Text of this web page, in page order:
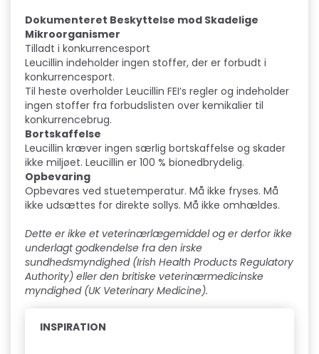
Dokumenteret Beskyttelse mod Skadelige
Mikroorganismer
Tilladt i konkurrencesport
Leucillin indeholder ingen stoffer, der er forbudt i
konkurrencesport.
Til heste overholder Leucillin FEI’s regler og indeholder
ingen stoffer fra forbudslisten over kemikalier til
konkurrencebrug.
Bortskaffelse
Leucillin kræver ingen særlig bortskaffelse og skader
ikke miljøet. Leucillin er 100 % bionedbrydelig.
Opbevaring
Opbevares ved stuetemperatur. Må ikke fryses. Må
ikke udsættes for direkte sollys. Må ikke omhældes.
Dette er ikke et veterinærlægemiddel og er derfor ikke
underlagt godkendelse fra den irske
sundhedsmyndighed (Irish Health Products Regulatory
Authority) eller den britiske veterinærmedicinske
myndighed (UK Veterinary Medicine).
INSPIRATION